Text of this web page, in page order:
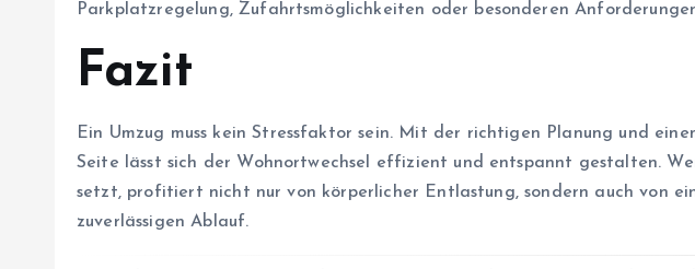
Parkplatzregelung, Zufahrtsmöglichkeiten oder besonderen
Fazit
Ein Umzug muss kein Stressfaktor sein. Mit der richtigen Planung und
Seite lässt sich der Wohnortwechsel effizient und entspannt gestalten.
setzt, profitiert nicht nur von körperlicher Entlastung, sondern auch von
zuverlässigen Ablauf.